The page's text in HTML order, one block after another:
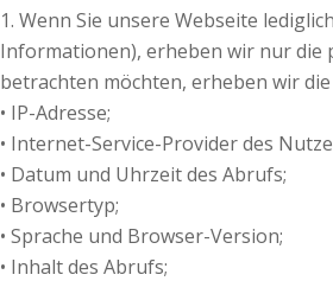
Wenn Sie unsere Webseite
Informationen), erheben wir nur die
betrachten möchten, erheben wir
• IP-Adresse;
• Internet-Service-Provider des
• Datum und Uhrzeit des Abrufs;
• Browsertyp;
• Sprache und Browser-Version;
• Inhalt des Abrufs;